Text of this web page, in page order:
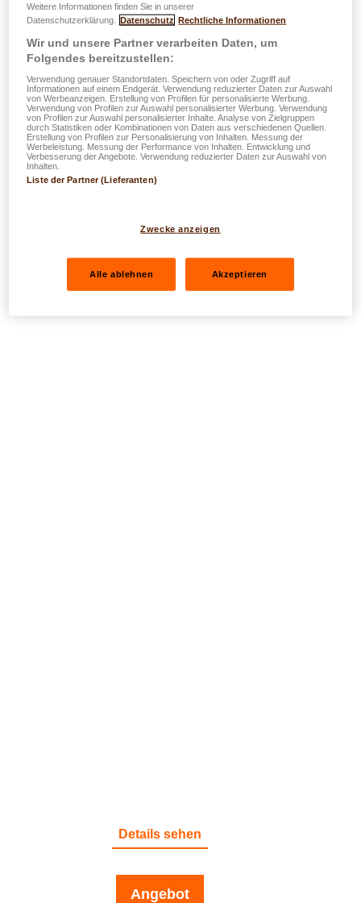
Details sehen
Angebot
Weitere Informationen finden Sie in unserer
Datenschutzerklärung.
Datenschutz Rechtliche Informationen
Wir und unsere Partner verarbeiten Daten, um
Folgendes bereitzustellen:
Verwendung genauer Standortdaten. Speichern von oder Zugriff auf
Informationen auf einem Endgerät. Verwendung reduzierter Daten zur Auswahl
von Werbeanzeigen. Erstellung von Profilen für personalisierte Werbung.
Verwendung von Profilen zur Auswahl personalisierter Werbung. Verwendung
von Profilen zur Auswahl personalisierter Inhalte. Analyse von Zielgruppen
durch Statistiken oder Kombinationen von Daten aus verschiedenen Quellen.
Erstellung von Profilen zur Personalisierung von Inhalten. Messung der
Werbeleistung. Messung der Performance von Inhalten. Entwicklung und
Verbesserung der Angebote. Verwendung reduzierter Daten zur Auswahl von
Inhalten.
Liste der Partner (Lieferanten)
Zwecke anzeigen
Alle ablehnen Akzeptieren